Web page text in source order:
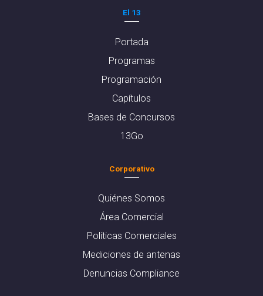
El 13
Portada
Programas
Programación
Capítulos
Bases de Concursos
13Go
Corporativo
Quiénes Somos
Área Comercial
Políticas Comerciales
Mediciones de antenas
Denuncias Compliance